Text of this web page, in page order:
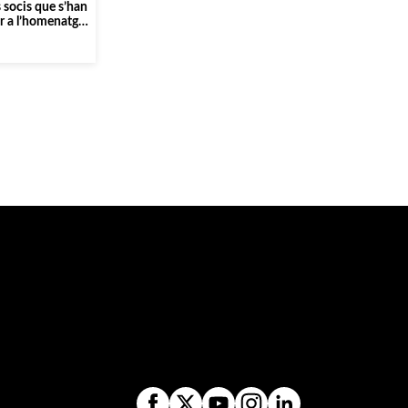
que s’han
l’homenatge
de